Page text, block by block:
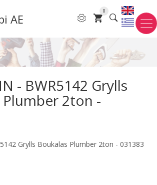
AE
0
- BWR5142 Grylls
Plumber 2ton -
Grylls Boukalas Plumber 2ton - 031383